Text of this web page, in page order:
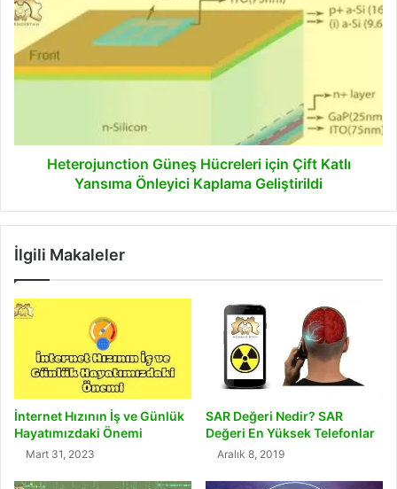
Güneş
Hücreleri
için
Çift
Kaplama
GeliştirildiHeterojunction Güneş Hücreleri için Çift Katlı
Yansıma Önleyici Kaplama Geliştirildi
İlgili Makaleler
İnternet Hızının İş ve Günlük
Hayatımızdaki Önemi
Mart 31, 2023
SAR Değeri Nedir? SAR
Değeri En Yüksek Telefonlar
Aralık 8, 2019